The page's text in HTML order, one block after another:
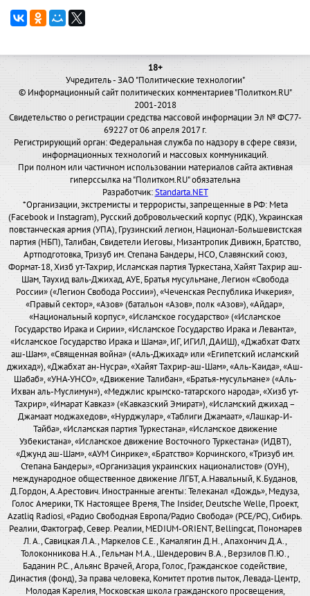
18+
Учредитель - ЗАО "Политические технологии"
© Информационный сайт политических комментариев "Политком.RU"
2001-2018
Свидетельство о регистрации средства массовой информации Эл № ФС77-
69227 от 06 апреля 2017 г.
Регистрирующий орган: Федеральная служба по надзору в сфере связи,
информационных технологий и массовых коммуникаций.
При полном или частичном использовании материалов сайта активная
гиперссылка на "Политком.RU" обязательна
Разработчик:Standarta.NET
*Организации, экстремисты и террористы, запрещенные в РФ: Meta
(Facebook и Instagram), Русский добровольческий корпус (РДК), Украинская
повстанческая армия (УПА), Грузинский легион, Национал-Большевистская
партия (НБП), Талибан, Свидетели Иеговы, Мизантропик Дивижн, Братство,
Артподготовка, Тризуб им. Степана Бандеры, НСО, Славянский союз,
Формат-18, Хизб ут-Тахрир, Исламская партия Туркестана, Хайят Тахрир аш-
Шам, Таухид валь-Джихад, АУЕ, Братья мусульмане, Легион «Свобода
России» («Легион Свобода России»), «Чеченская Республика Ичкерия»,
«Правый сектор», «Азов» (батальон «Азов», полк «Азов»), «Айдар»,
«Национальный корпус», «Исламское государство» («Исламское
Государство Ирака и Сирии», «Исламское Государство Ирака и Леванта»,
«Исламское Государство Ирака и Шама», ИГ, ИГИЛ, ДАИШ), «Джабхат Фатх
аш-Шам», «Священная война» («Аль-Джихад» или «Египетский исламский
джихад»), «Джабхат ан-Нусра», «Хайят Тахрир-аш-Шам», «Аль-Каида», «Аш-
Шабаб», «УНА-УНСО», «Движение Талибан», «Братья-мусульмане» («Аль-
Ихван аль-Муслимун»), «Меджлис крымско-татарского народа», «Хизб ут-
Тахрир», «Имарат Кавказ» («Кавказский Эмират»), «Исламский джихад –
Джамаат моджахедов», «Нурджулар», «Таблиги Джамаат», «Лашкар-И-
Тайба», «Исламская партия Туркестана», «Исламское движение
Узбекистана», «Исламское движение Восточного Туркестана» (ИДВТ),
«Джунд аш-Шам», «АУМ Синрике», «Братство» Корчинского, «Тризуб им.
Степана Бандеры», «Организация украинских националистов» (ОУН),
международное общественное движение ЛГБТ, А.Навальный, К.Буданов,
Д.Гордон, А.Арестович. Иностранные агенты: Телеканал «Дождь», Медуза,
Голос Америки, ТК Настоящее Время, The Insider, Deutsche Welle, Проект,
Azatliq Radiosi, «Радио Свободная Европа/Радио Свобода» (PCE/PC), Сибирь.
Реалии, Фактограф, Север. Реалии, MEDIUM-ORIENT, Bellingcat, Пономарев
Л. А., Савицкая Л.А., Маркелов С.Е., Камалягин Д.Н., Апахончич Д.А.,
Толоконникова Н.А., Гельман М.А., Шендерович В.А., Верзилов П.Ю.,
Баданин Р.С., Альянс Врачей, Агора, Голос, Гражданское содействие,
Династия (фонд), За права человека, Комитет против пыток, Левада-Центр,
Молодая Карелия, Московская школа гражданского просвещения,